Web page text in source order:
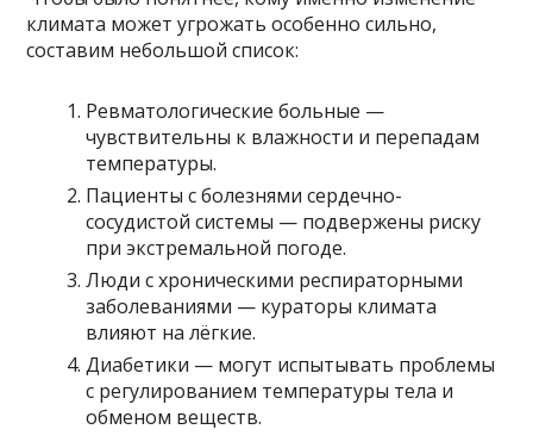
климата может угрожать особенно сильно,
составим небольшой список:
Ревматологические больные —
чувствительны к влажности и перепадам
температуры.
Пациенты с болезнями сердечно-
сосудистой системы — подвержены риску
при экстремальной погоде.
Люди с хроническими респираторными
заболеваниями — кураторы климата
влияют на лёгкие.
Диабетики — могут испытывать проблемы
с регулированием температуры тела и
обменом веществ.